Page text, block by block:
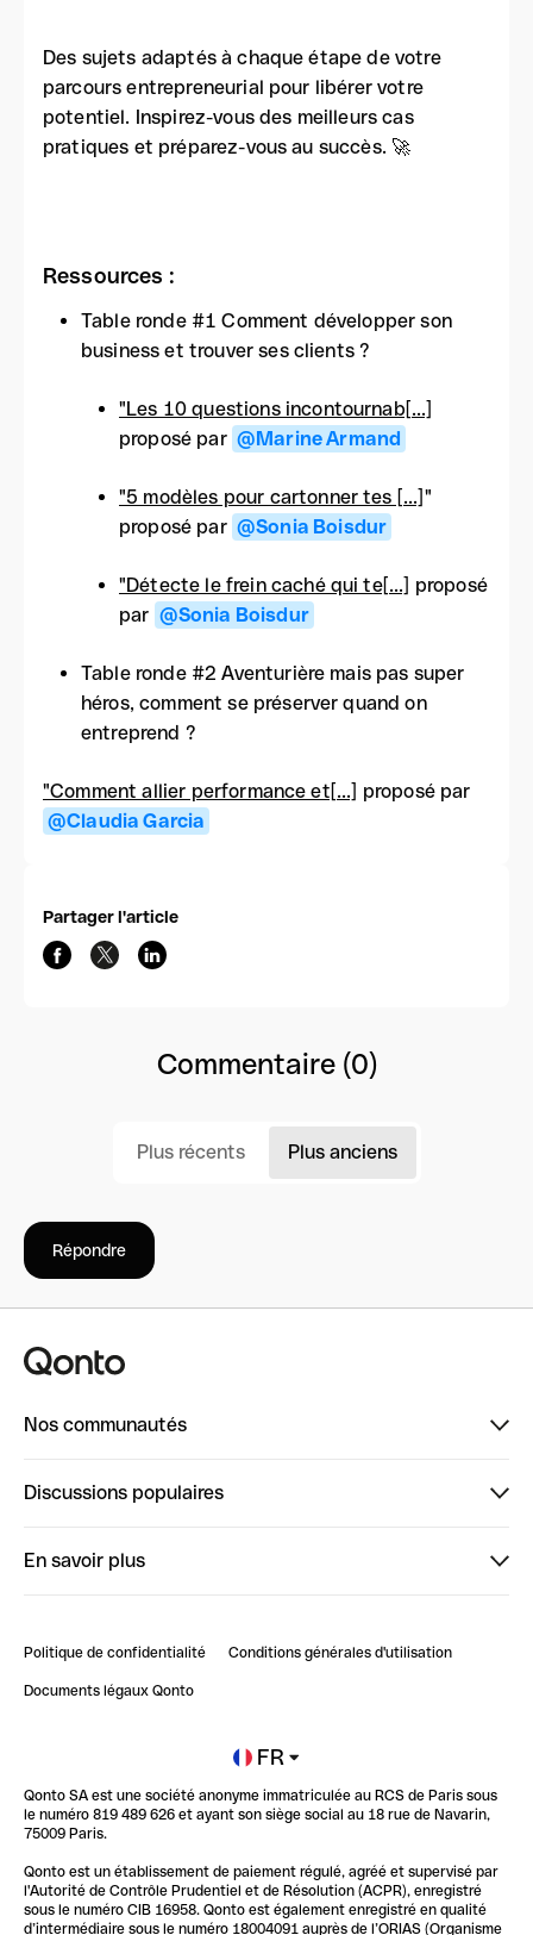
Des sujets adaptés à chaque étape de votre
parcours entrepreneurial pour libérer votre
potentiel. Inspirez-vous des meilleurs cas
pratiques et préparez-vous au succès. 🚀
Ressources :
Table ronde #1 Comment développer son
business et trouver ses clients ?
"Les 10 questions incontournab[...]
proposé par @Marine Armand
"5 modèles pour cartonner tes [...]"
proposé par @Sonia Boisdur
"Détecte le frein caché qui te[...] proposé
par @Sonia Boisdur
Table ronde #2 Aventurière mais pas super
héros, comment se préserver quand on
entreprend ?
"Comment allier performance et[...] proposé par
@Claudia Garcia
Partager l'article
Commentaire (0)
Plus récents Plus anciens
Répondre
Nos communautés
ClubQonto
Discussions populaires
Impact de l'IA sur les carrières/productivité
En savoir plus
Blog
Newsroom
Glossaire finance
Politique de confidentialité Conditions générales d'utilisation
Documents légaux Qonto
FR
Qonto SA est une société anonyme immatriculée au RCS de Paris sous
le numéro 819 489 626 et ayant son siège social au 18 rue de Navarin,
75009 Paris.
Qonto est un établissement de paiement régulé, agréé et supervisé par
l'Autorité de Contrôle Prudentiel et de Résolution (ACPR), enregistré
sous le numéro CIB 16958. Qonto est également enregistré en qualité
d’intermédiaire sous le numéro 18004091 auprès de l’ORIAS (Organisme